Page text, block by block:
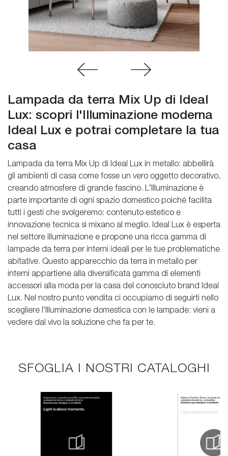
Lampada da terra Mix Up di Ideal
Lux: scopri l'Illuminazione moderna
Ideal Lux e potrai completare la tua
casa
Lampada da terra Mix Up di Ideal Lux in metallo: abbellirà
gli ambienti di casa come fosse un vero oggetto decorativo,
creando atmosfere di grande fascino. L’Illuminazione è
parte importante di ogni spazio domestico poiché facilita
tutti i gesti che svolgeremo: contenuto estetico e
innovazione tecnica si mixano al meglio. Ideal Lux è esperta
nel settore illuminazione e propone una ricca gamma di
lampade da terra per interni ideali per le tue problematiche
abitative. Questo apparecchio da terra in metallo per
interni appartiene alla diversificata gamma di elementi
accessori alla moda per la casa del conosciuto brand Ideal
Lux. Nel nostro punto vendita ci occupiamo di seguirti nello
scegliere l’Illuminazione domestica con le lampade: vieni a
vedere dal vivo la soluzione che fa per te.
SFOGLIA I NOSTRI CATALOGHI